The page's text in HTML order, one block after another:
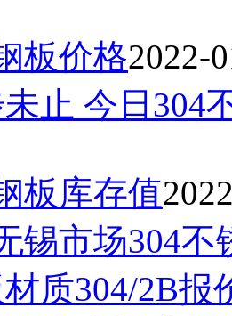
板价格2022-
止 今日304
板库存值
锡市场304
质304/2B报